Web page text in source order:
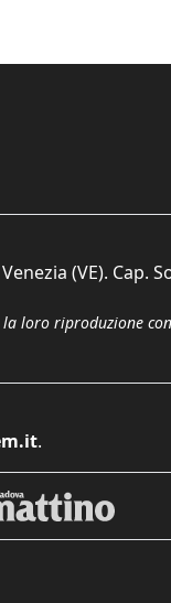
(VE). Cap.
loro riproduzione
.